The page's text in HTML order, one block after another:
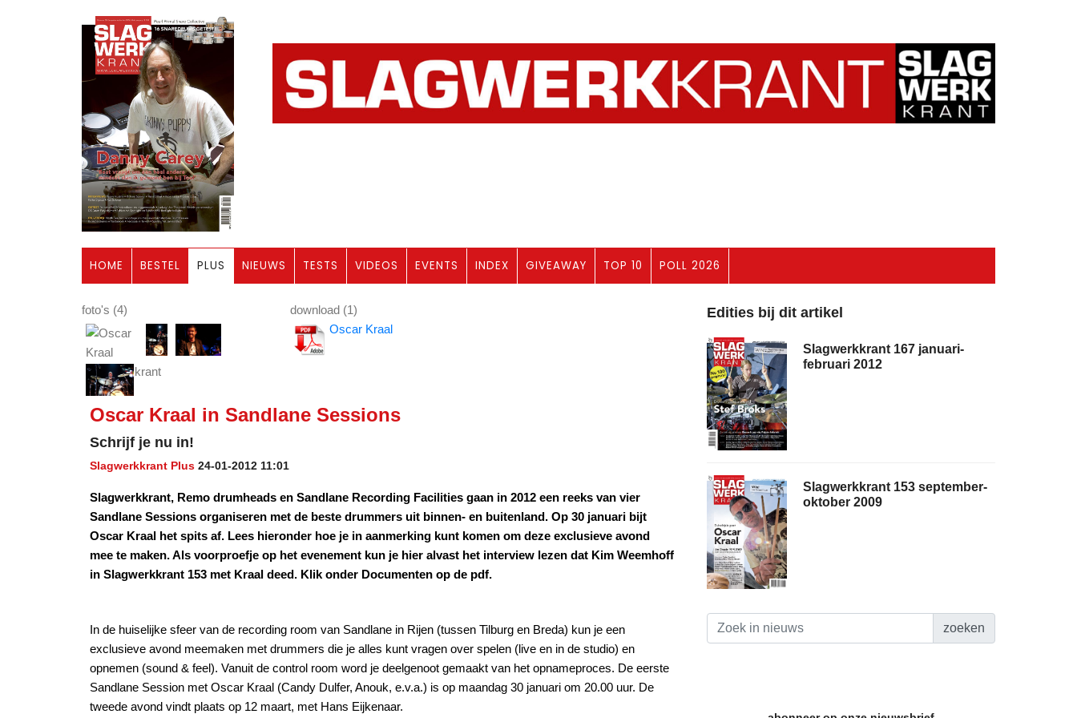
HOME BESTEL PLUS NIEUWS TESTS VIDEOS EVENTS INDEX GIVEAWAY TOP 10 POLL 2026
foto's (4)
download (1)
Oscar Kraal
Oscar Kraal in Sandlane Sessions
Schrijf je nu in!
Slagwerkkrant Plus 24-01-2012 11:01
Slagwerkkrant, Remo drumheads en Sandlane Recording Facilities gaan in 2012 een reeks van vier
Sandlane Sessions organiseren met de beste drummers uit binnen- en buitenland. Op 30 januari bijt
Oscar Kraal het spits af. Lees hieronder hoe je in aanmerking kunt komen om deze exclusieve avond
mee te maken. Als voorproefje op het evenement kun je hier alvast het interview lezen dat Kim Weemhoff
in Slagwerkkrant 153 met Kraal deed. Klik onder Documenten op de pdf.
In de huiselijke sfeer van de recording room van Sandlane in Rijen (tussen Tilburg en Breda) kun je een
exclusieve avond meemaken met drummers die je alles kunt vragen over spelen (live en in de studio) en
opnemen (sound & feel). Vanuit de control room word je deelgenoot gemaakt van het opnameproces. De eerste
Sandlane Session met Oscar Kraal (Candy Dulfer, Anouk, e.v.a.) is op maandag 30 januari om 20.00 uur. De
tweede avond vindt plaats op 12 maart, met Hans Eijkenaar.
Edities bij dit artikel
Slagwerkkrant 167 januari-
februari 2012
Slagwerkkrant 153 september-
oktober 2009
zoeken